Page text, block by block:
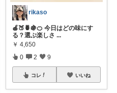
rikaso
🍎🍑🍍🍇🍊 今日はどの味にす
る？選ぶ楽しさ ...
￥ 4,650
0 2 9
コレ いいね